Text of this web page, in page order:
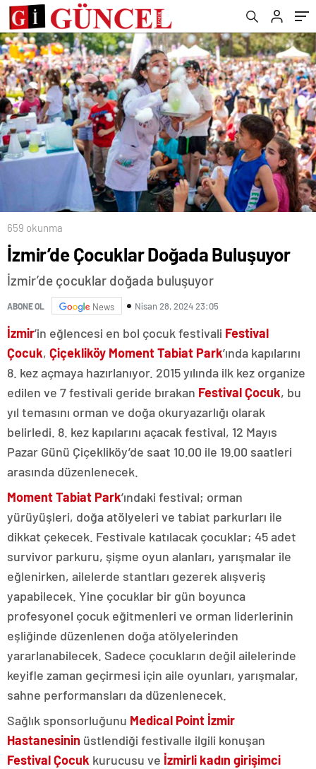
659 okunma
İzmir’de Çocuklar Doğada Buluşuyor
İzmir’de çocuklar doğada buluşuyor
ABONE OL News Nisan 28, 2024 23:05
İzmir’in eğlencesi en bol çocuk festivali Festival
Çocuk, Çiçekliköy Moment Tabiat Park’ında kapılarını
8. kez açmaya hazırlanıyor. 2015 yılında ilk kez organize
edilen ve 7 festivali geride bırakan Festival Çocuk, bu
yıl temasını orman ve doğa okuryazarlığı olarak
belirledi. 8. kez kapılarını açacak festival, 12 Mayıs
Pazar Günü Çiçekliköy’de saat 10.00 ile 19.00 saatleri
arasında düzenlenecek.
Moment Tabiat Park’ındaki festival; orman
yürüyüşleri, doğa atölyeleri ve tabiat parkurları ile
dikkat çekecek. Festivale katılacak çocuklar; 45 adet
survivor parkuru, şişme oyun alanları, yarışmalar ile
eğlenirken, ailelerde stantları gezerek alışveriş
yapabilecek. Yine çocuklar bir gün boyunca
profesyonel çocuk eğitmenleri ve orman liderlerinin
eşliğinde düzenlenen doğa atölyelerinden
yararlanabilecek. Sadece çocukların değil ailelerinde
keyifle zaman geçirmesi için aile oyunları, yarışmalar,
sahne performansları da düzenlenecek.
Sağlık sponsorluğunu Medical Point İzmir
Hastanesinin üstlendiği festivalle ilgili konuşan
Festival Çocuk kurucusu ve İzmirli kadın girişimci
Arasında İlk 100’deyiz”